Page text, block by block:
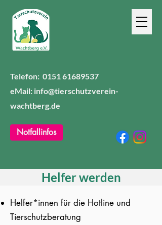
Telefon: 0151 61689537
eMail: info@tierschutzverein-
wachtberg.de
Notfallinfos
Helfer werden
Helfer*innen für die Hotline und
Tierschutzberatung